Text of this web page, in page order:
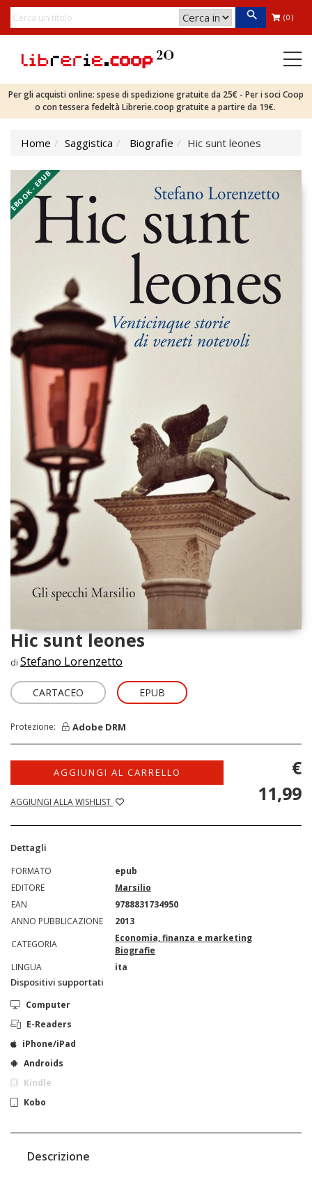
(0)
Per gli acquisti online: spese di spedizione gratuite da 25€ - Per i soci Coop
o con tessera fedeltà Librerie.coop gratuite a partire da 19€.
Home Saggistica Biografie Hic sunt leones
EBOOK - EPUB
Hic sunt leones
di Stefano Lorenzetto
CARTACEO EPUB
Protezione: Adobe DRM
AGGIUNGI AL CARRELLO
AGGIUNGI ALLA WISHLIST
€
11,99
Dettagli
FORMATO
epub
EDITORE
Marsilio
EAN
9788831734950
ANNO PUBBLICAZIONE
2013
CATEGORIA
Economia, finanza e marketing
Biografie
LINGUA
ita
Dispositivi supportati
Computer
E-Readers
iPhone/iPad
Androids
Kindle
Kobo
Descrizione